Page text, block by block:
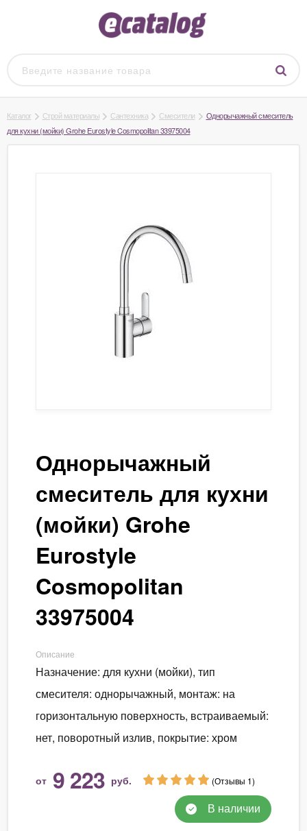
Каталог Строй материалы Сантехника Смесители
Однорычажный смеситель
для кухни (мойки) Grohe Eurostyle Cosmopolitan 33975004
Однорычажный
смеситель для кухни
(мойки) Grohe
Eurostyle
Cosmopolitan
33975004
Описание
Назначение: для кухни (мойки), тип
смесителя: однорычажный, монтаж: на
горизонтальную поверхность, встраиваемый:
нет, поворотный излив, покрытие: хром
от 9 223 руб. (Отзывы 1)
В наличии